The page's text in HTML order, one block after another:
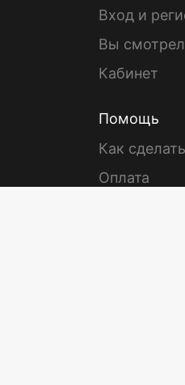
Вход и
Вы
Кабинет
Помощь
Как
Оплата